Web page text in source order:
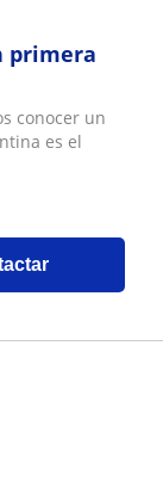
primera
conocer un
es el